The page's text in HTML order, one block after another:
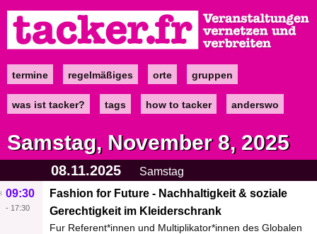
zum
Inhalt
Maintermine regelmäßiges orte gruppen
was ist tacker? tags how to tacker anderswo
Samstag, November 8, 2025
08.11.2025
Samstag
Fashion for Future - Nachhaltigkeit & soziale
Gerechtigkeit im Kleiderschrank
Fur Referent*innen und Multiplikator*innen des Globalen
09:30
- 17:30